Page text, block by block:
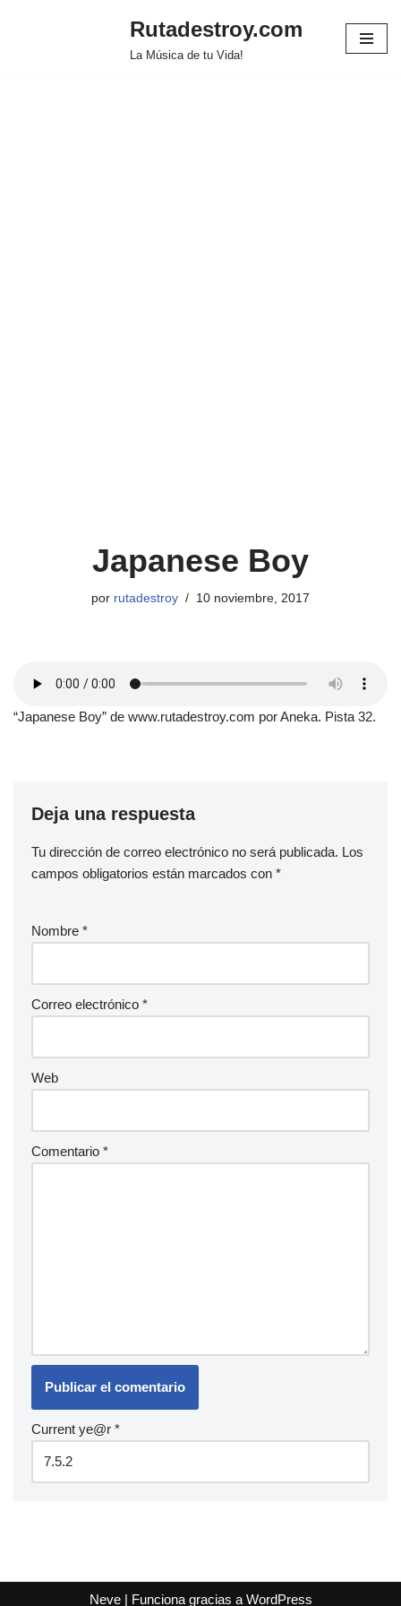
Rutadestroy.com
La Música de tu Vida!
Japanese Boy
por rutadestroy 10 noviembre, 2017
“Japanese Boy” de www.rutadestroy.com por Aneka. Pista 32.
Deja una respuesta
Tu dirección de correo electrónico no será publicada. Los
campos obligatorios están marcados con *
Nombre *
Correo electrónico *
Web
Comentario *
Current ye@r *
Neve| Funciona gracias a WordPress